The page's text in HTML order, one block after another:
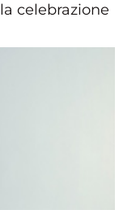
celebrazione